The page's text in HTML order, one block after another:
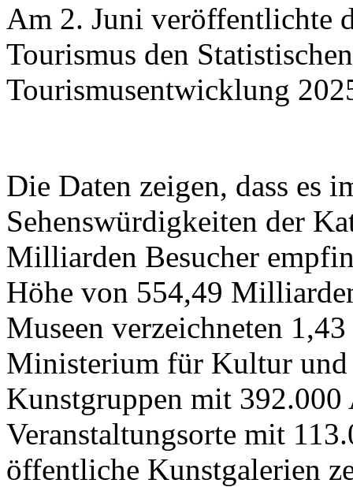
Am 2. Juni veröffentlichte
Tourismus den
Tourismusentwicklung
Die Daten zeigen, dass es
Sehenswürdigkeiten der
Milliarden Besucher
Höhe von 554,49
Museen verzeichneten
Ministerium für Kultur und
Kunstgruppen mit
Veranstaltungsorte mit
öffentliche Kunstgalerien